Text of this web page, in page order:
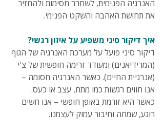
האנרגיה הפנימית, לשחרר חסימות ולהחזיר
את תחושת האהבה והשקט הפנימי.
איך דיקור סיני משפיע על איזון רגשי?
דיקור סיני פועל על מערכת האנרגיה של הגוף
(המרידיאנים) ומעודד זרימה חופשית של צ'י
(אנרגיית החיים). כאשר האנרגיה חסומה –
אנו חווים רגשות כמו מתח, עצב או כעס.
כאשר היא זורמת באופן חופשי – אנו חשים
רוגע, שמחה וחיבור עמוק לעצמנו.